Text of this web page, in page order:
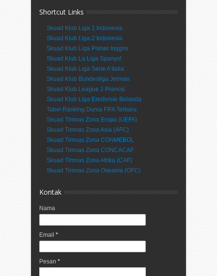
Shortcut Links
Skuad Klub Liga 1 Indonesia
Skuad Klub Liga 2 Indonesia
Skuad Klub Liga Primer Inggris
Skuad Klub La Liga Spanyol
Skuad Klub Liga Serie A Italia
Skuad Klub Bundesliga Jerman
Skuad Klub League 1 Prancis
Skuad Klub Liga Eredivisie Belanda
Tabel Ranking Dunia FIFA Terbaru
Skuad Timnas Zona Eropa (UEFA)
Skuad Timnas Zona Asia (AFC)
Skuad Timnas Zona CONMEBOL
Skuad Timnas Zona CONCACAF
Skuad Timnas Zona Afrika (CAF)
Skuad Timnas Zona Oseania (OFC)
Kontak
Nama
Email *
Pesan *